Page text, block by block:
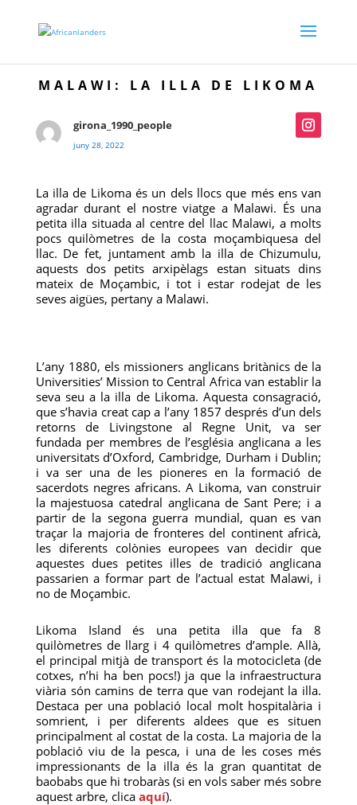
MALAWI: LA ILLA DE LIKOMA
girona_1990_people
juny 28, 2022
La illa de Likoma és un dels llocs que més ens van
agradar durant el nostre viatge a Malawi. És una
petita illa situada al centre del llac Malawi, a molts
pocs quilòmetres de la costa moçambiquesa del
llac. De fet, juntament amb la illa de Chizumulu,
aquests dos petits arxipèlags estan situats dins
mateix de Moçambic, i tot i estar rodejat de les
seves aigües, pertany a Malawi.
L’any 1880, els missioners anglicans britànics de la
Universities’ Mission to Central Africa van establir la
seva seu a la illa de Likoma. Aquesta consagració,
que s’havia creat cap a l’any 1857 després d’un dels
retorns de Livingstone al Regne Unit, va ser
fundada per membres de l’església anglicana a les
universitats d’Oxford, Cambridge, Durham i Dublin;
i va ser una de les pioneres en la formació de
sacerdots negres africans. A Likoma, van construir
la majestuosa catedral anglicana de Sant Pere; i a
partir de la segona guerra mundial, quan es van
traçar la majoria de fronteres del continent africà,
les diferents colònies europees van decidir que
aquestes dues petites illes de tradició anglicana
passarien a formar part de l’actual estat Malawi, i
no de Moçambic.
Likoma Island és una petita illa que fa 8
quilòmetres de llarg i 4 quilòmetres d’ample. Allà,
el principal mitjà de transport és la motocicleta (de
cotxes, n’hi ha ben pocs!) ja que la infraestructura
viària són camins de terra que van rodejant la illa.
Destaca per una població local molt hospitalària i
somrient, i per diferents aldees que es situen
principalment al costat de la costa. La majoria de la
població viu de la pesca, i una de les coses més
impressionants de la illa és la gran quantitat de
baobabs que hi trobaràs (si en vols saber més sobre
aquest arbre, clica aquí).